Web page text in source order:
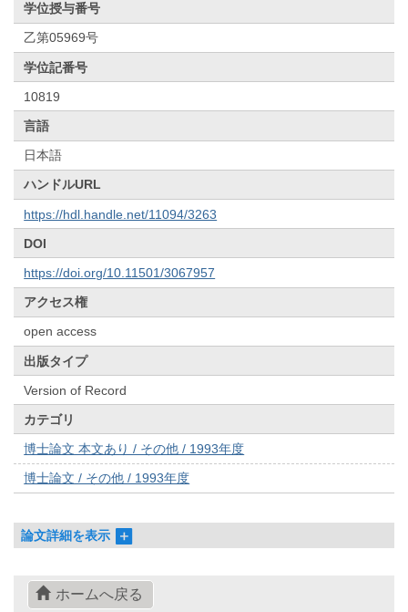
学位授与番号
乙第05969号
学位記番号
10819
言語
日本語
ハンドルURL
https://hdl.handle.net/11094/3263
DOI
https://doi.org/10.11501/3067957
アクセス権
open access
出版タイプ
Version of Record
カテゴリ
博士論文 本文あり / その他 / 1993年度
博士論文 / その他 / 1993年度
論文詳細を表示
ホームへ戻る